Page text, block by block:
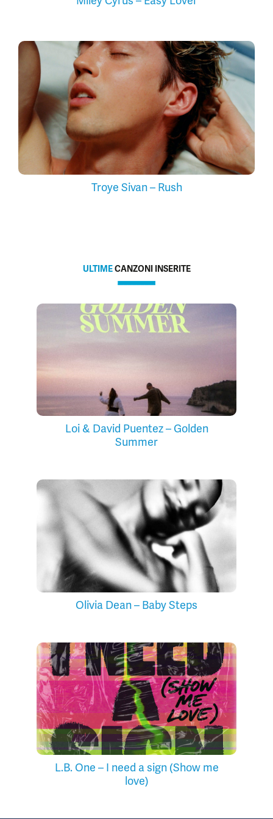
Troye Sivan – Rush
ULTIMECANZONI INSERITE
Loi & David Puentez – Golden
Summer
Olivia Dean – Baby Steps
L.B. One – I need a sign (Show me
love)